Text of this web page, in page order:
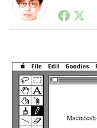
1990年代
ートアッ
生から普及
注目される
スクとし
ペイン）
などを経
注力中。
Drone
VR/AR
投資家登録
特集